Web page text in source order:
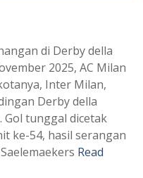
di Derby della
2025, AC Milan
Inter Milan,
Derby della
Gol tunggal dicetak
ke-54, hasil serangan
Read